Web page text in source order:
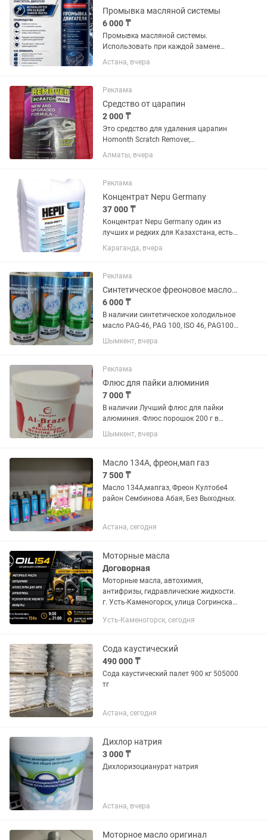
Промывка масляной системы
6 000 ₸
Промывка масляной системы.
Использовать при каждой замене
масла. Рекомендуется применять
каждые 6.000 километров пробега
Астана, вчера
Реклама
Средство от царапин
2 000 ₸
Это средство для удаления царапин
Homonth Scratch Remover,
предназначенное для устранения
умеренных и мелких царапин на
тюбике объемом 120 г и предназначен
для...
Алматы, вчера
Реклама
Концентрат Nepu Germany
37 000 ₸
Концентрат Nepu Germany один из
лучших и редких для Казахстана, есть
в наличии и на заказ разные объемы и
цвета, цены тоже разные
Караганда, вчера
Реклама
Синтетическое фреоновое масло Pag, Iso, Poe
6 000 ₸
В наличии синтетическое холодильное
масло PAG-46, PAG 100, ISO 46, PAG100
с ультрафиолетовым красителем. От
Шымкент, вчера
Реклама
Флюс для пайки алюминия
7 000 ₸
В наличии Лучший флюс для пайки
алюминия. Флюс порошок 200 г в
удобном контейнере.
Шымкент, вчера
Масло 134А, фреон,мап газ
7 500 ₸
Масло 134А,мапгаз, Фреон Култобе4
район Сембинова Абая, Без Выходных.
Астана, сегодня
Моторные масла
Договорная
Моторные масла, автохимия,
антифризы, гидравлические жидкости.
г. Усть-Каменогорск, улица Согринская,
ассортимента звоните или пишите на
Усть-Каменогорск, сегодня
Сода каустический
490 000 ₸
Сода каустический палет 900 кг 505000
тг
Астана, сегодня
Дихлор натрия
3 000 ₸
Дихлоризоцианурат натрия
Астана, вчера
Моторное масло оригинал